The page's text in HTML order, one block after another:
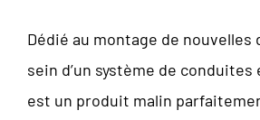
Dédié au montage de nouvelles
sein d’un système de
est un produit malin